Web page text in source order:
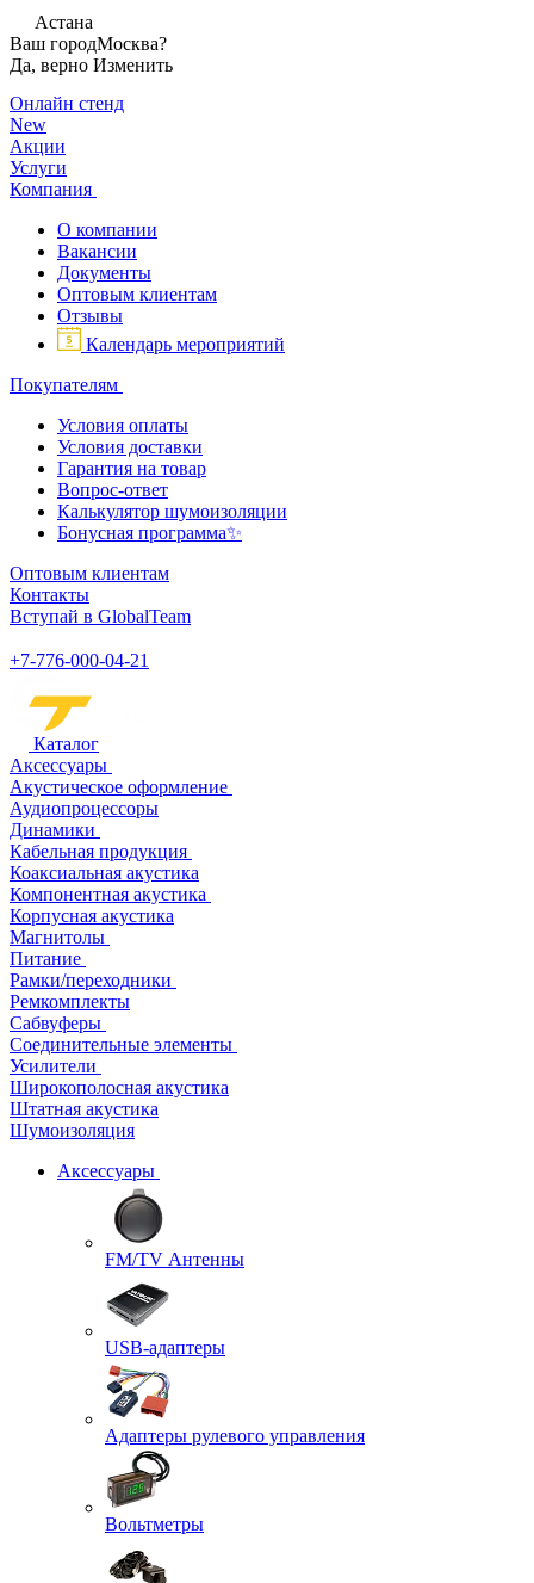
Астана
Ваш городМосква?
Да, верно Изменить
Онлайн стенд
New
Акции
Услуги
Компания
О компании
Вакансии
Документы
Оптовым клиентам
Отзывы
Календарь мероприятий
Покупателям
Условия оплаты
Условия доставки
Гарантия на товар
Вопрос-ответ
Калькулятор шумоизоляции
Бонусная программа✨
Оптовым клиентам
Контакты
Вступай в GlobalTeam
+7-776-000-04-21
Каталог
Аксессуары
Акустическое оформление
Аудиопроцессоры
Динамики
Кабельная продукция
Коаксиальная акустика
Компонентная акустика
Корпусная акустика
Магнитолы
Питание
Рамки/переходники
Ремкомплекты
Сабвуферы
Соединительные элементы
Усилители
Широкополосная акустика
Штатная акустика
Шумоизоляция
Аксессуары
FM/TV Антенны
USB-адаптеры
Адаптеры рулевого управления
Вольтметры